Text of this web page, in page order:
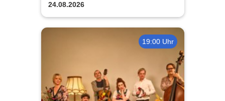
24.08.2026
19:00 Uhr